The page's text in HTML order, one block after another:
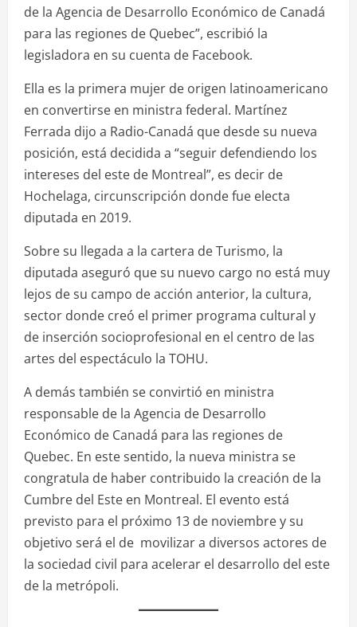
de la Agencia de Desarrollo Económico de Canadá
para las regiones de Quebec”, escribió la
legisladora en su cuenta de Facebook.
Ella es la primera mujer de origen latinoamericano
en convertirse en ministra federal. Martínez
Ferrada dijo a Radio-Canadá que desde su nueva
posición, está decidida a “seguir defendiendo los
intereses del este de Montreal”, es decir de
Hochelaga, circunscripción donde fue electa
diputada en 2019.
Sobre su llegada a la cartera de Turismo, la
diputada aseguró que su nuevo cargo no está muy
lejos de su campo de acción anterior, la cultura,
sector donde creó el primer programa cultural y
de inserción socioprofesional en el centro de las
artes del espectáculo la TOHU.
A demás también se convirtió en ministra
responsable de la Agencia de Desarrollo
Económico de Canadá para las regiones de
Quebec. En este sentido, la nueva ministra se
congratula de haber contribuido la creación de la
Cumbre del Este en Montreal. El evento está
previsto para el próximo 13 de noviembre y su
objetivo será el de movilizar a diversos actores de
la sociedad civil para acelerar el desarrollo del este
de la metrópoli.